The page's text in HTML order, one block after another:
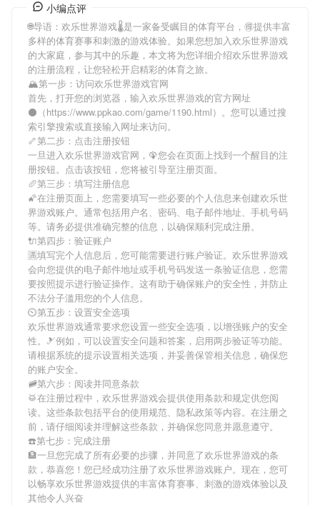
小编点评
🌐导语： 欢乐世界游戏🌡是一家备受瞩目的体育平台，🉐提供丰富
多样的体育赛事和刺激的游戏体验。如果您想加入欢乐世界游戏
的大家庭，参与其中的乐趣，本文将为您详细介绍欢乐世界游戏
的注册流程，让您轻松开启精彩的体育之旅。
🏔第一步：访问欢乐世界游戏官网
首先，打开您的浏览器，输入欢乐世界游戏的官方网址
⚫（https://www.ppkao.com/game/1190.html）。您可以通过搜
索引擎搜索或直接输入网址来访问。
🦴第二步：点击注册按钮
一旦进入欢乐世界游戏官网，🦚您会在页面上找到一个醒目的注
册按钮。点击该按钮，您将被引导至注册页面。
🥖第三步：填写注册信息
🌠在注册页面上，您需要填写一些必要的个人信息来创建欢乐世
界游戏账户。通常包括用户名、密码、电子邮件地址、手机号码
等。请务必提供准确完整的信息，以确保顺利完成注册。
🔌第四步：验证账户
🈵填写完个人信息后，您可能需要进行账户验证。 欢乐世界游戏
会向您提供的电子邮件地址或手机号码发送一条验证信息，您需
要按照提示进行验证操作。这有助于确保账户的安全性，并防止
不法分子滥用您的个人信息。
⏲第五步：设置安全选项
欢乐世界游戏通常要求您设置一些安全选项，以增强账户的安全
性。🎿例如，可以设置安全问题和答案，启用两步验证等功能。
请根据系统的提示设置相关选项，并妥善保管相关信息，确保您
的账户安全。
🚞第六步：阅读并同意条款
🥁在注册过程中， 欢乐世界游戏会提供使用条款和规定供您阅
读。这些条款包括平台的使用规范、隐私政策等内容。在注册之
前，请仔细阅读并理解这些条款，并确保您同意并愿意遵守。
☎️第七步：完成注册
🏦一旦您完成了所有必要的步骤，并同意了欢乐世界游戏的条
款，恭喜您！您已经成功注册了欢乐世界游戏账户。现在，您可
以畅享欢乐世界游戏提供的丰富体育赛事、刺激的游戏体验以及
其他令人兴奋